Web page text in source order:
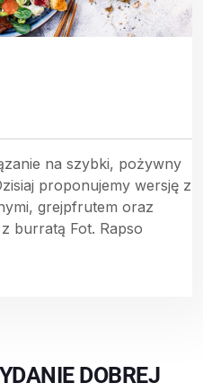
na szybki, pożywny
proponujemy wersję z
grejpfrutem oraz
burratą Fot. Rapso
DOBREJ